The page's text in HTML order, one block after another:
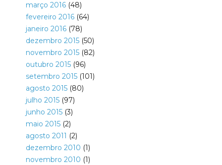
março 2016(48)
fevereiro 2016(64)
janeiro 2016(78)
dezembro 2015(50)
novembro 2015(82)
outubro 2015(96)
setembro 2015(101)
agosto 2015(80)
julho 2015(97)
junho 2015(3)
maio 2015(2)
agosto 2011 (2)
dezembro 2010 (1)
novembro 2010 (1)